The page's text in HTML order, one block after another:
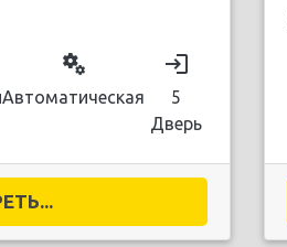
miscellaneous_services
Автоматическая
login
5
Дверь